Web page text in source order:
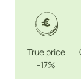
True price
-17%